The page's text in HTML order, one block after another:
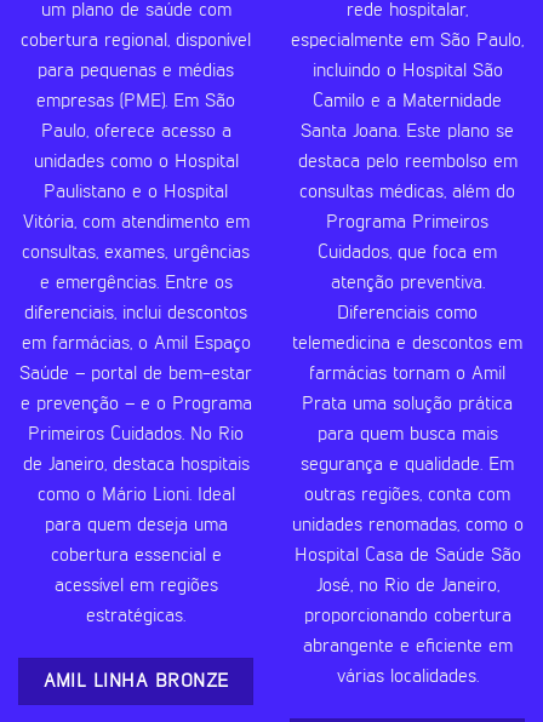
um plano de saúde com
cobertura regional, disponível
para pequenas e médias
empresas (PME). Em São
Paulo, oferece acesso a
unidades como o Hospital
Paulistano e o Hospital
Vitória, com atendimento em
consultas, exames, urgências
e emergências. Entre os
diferenciais, inclui descontos
em farmácias, o Amil Espaço
Saúde – portal de bem-estar
e prevenção – e o Programa
Primeiros Cuidados. No Rio
de Janeiro, destaca hospitais
como o Mário Lioni. Ideal
para quem deseja uma
cobertura essencial e
acessível em regiões
estratégicas.
AMIL LINHA BRONZE
rede hospitalar,
especialmente em São Paulo,
incluindo o Hospital São
Camilo e a Maternidade
Santa Joana. Este plano se
destaca pelo reembolso em
consultas médicas, além do
Programa Primeiros
Cuidados, que foca em
atenção preventiva.
Diferenciais como
telemedicina e descontos em
farmácias tornam o Amil
Prata uma solução prática
para quem busca mais
segurança e qualidade. Em
outras regiões, conta com
unidades renomadas, como o
Hospital Casa de Saúde São
José, no Rio de Janeiro,
proporcionando cobertura
abrangente e eficiente em
várias localidades.